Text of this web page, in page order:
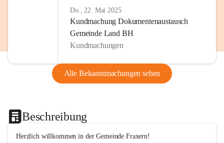
Do., 22. Mai 2025
Kundmachung Dokumentenaustausch
Gemeinde Land BH
Kundmachungen
Alle Bekanntmachungen sehen
Beschreibung
Herzlich willkommen in der Gemeinde Fraxern!